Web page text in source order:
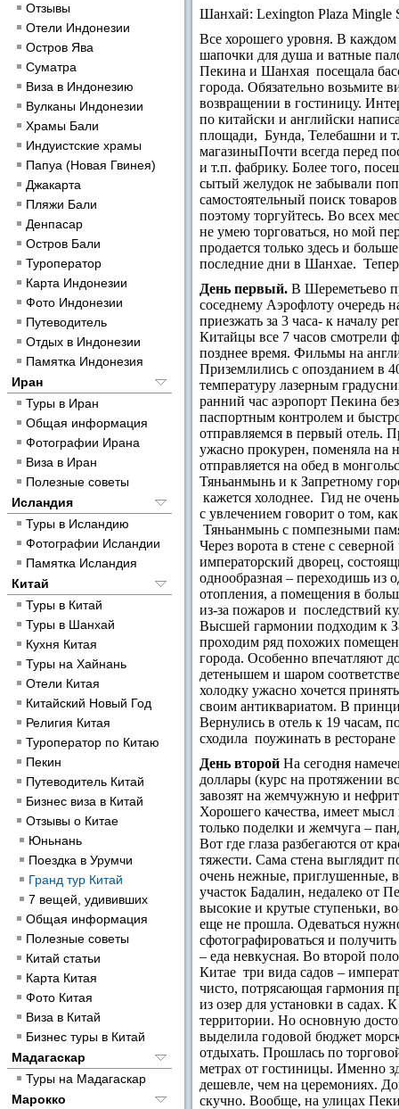
Отзывы
Отели Индонезии
Остров Ява
Суматра
Виза в Индонезию
Вулканы Индонезии
Храмы Бали
Индуистские храмы
Папуа (Новая Гвинея)
Джакарта
Пляжи Бали
Денпасар
Остров Бали
Туроператор
Карта Индонезии
Фото Индонезии
Путеводитель
Отдых в Индонезии
Памятка Индонезия
Иран
Туры в Иран
Общая информация
Фотографии Ирана
Виза в Иран
Полезные советы
Исландия
Туры в Исландию
Фотографии Исландии
Памятка Исландия
Китай
Туры в Китай
Туры в Шанхай
Кухня Китая
Туры на Хайнань
Отели Китая
Китайский Новый Год
Религия Китая
Туроператор по Китаю
Пекин
Путеводитель Китай
Бизнес виза в Китай
Отзывы о Китае
Юньнань
Поездка в Урумчи
Гранд тур Китай
7 вещей, удививших
Общая информация
Полезные советы
Китай статьи
Карта Китая
Фото Китая
Виза в Китай
Бизнес туры в Китай
Мадагаскар
Туры на Мадагаскар
Марокко
Шанхай: Lexington Plaza Mingle
Все хорошего уровня. В
шапочки для душа и ватные
Пекина и Шанхая посещала
города. Обязательно возьмите
возвращении в гостиницу.
по китайски и английски
площади, Бунда, Телебашни и
магазиныПочти всегда перед
и т.п. фабрику. Более того,
сытый желудок не забывали
самостоятельный поиск
поэтому торгуйтесь. Во всех
не умею торговаться, но мой
продается только здесь и
последние дни в Шанхае.
День первый. В Шереметьево
соседнему Аэрофлоту очередь
приезжать за 3 часа- к началу
Китайцы все 7 часов смотрели
позднее время. Фильмы на
Приземлились с опозданием в
температуру лазерным
ранний час аэропорт Пекина
паспортным контролем и
отправляемся в первый отель.
ужасно прокурен, поменяла на
отправляется на обед в
Тяньанмынь и к Запретному
кажется холоднее. Гид не
с увлечением говорит о том,
Тяньанмынь с помпезными
Через ворота в стене с
императорский дворец,
однообразная – переходишь из
отопления, а помещения в
из-за пожаров и последствий
Высшей гармонии подходим к
проходим ряд похожих
города. Особенно впечатляют
детенышем и шаром
холодку ужасно хочется
своим антиквариатом. В
Вернулись в отель к 19 часам,
сходила поужинать в
День второй На сегодня
доллары (курс на протяжении
завозят на жемчужную и
Хорошего качества, имеет
только поделки и жемчуга –
Вот где глаза разбегаются от
тяжести. Сама стена выглядит
очень нежные, приглушенные,
участок Бадалин, недалеко от
высокие и крутые ступеньки,
еще не прошла. Одеваться
сфотографироваться и
– еда невкусная. Во второй
Китае три вида садов –
чисто, потрясающая гармония
из озер для установки в садах.
территории. Но основную
выделила годовой бюджет
отдыхать. Прошлась по
метрах от гостиницы. Именно
дешевле, чем на церемониях.
скучно. Вообще, на улицах